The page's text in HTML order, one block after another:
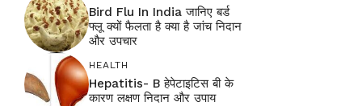
Bird Flu In India जानिए बर्ड
फ्लू क्यों फैलता है क्या है जांच निदान
और उपचार
HEALTH
Hepatitis- B हेपेटाइटिस बी के
कारण लक्षण निदान और उपाय